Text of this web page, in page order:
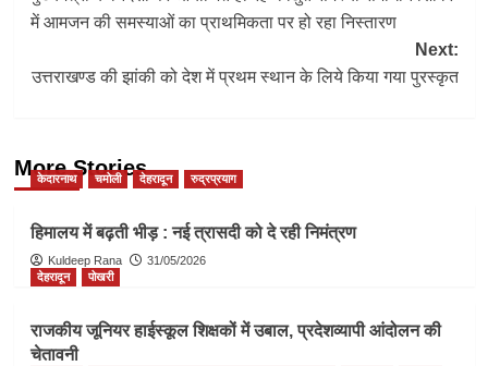
navigation
में आमजन की समस्याओं का प्राथमिकता पर हो रहा निस्तारण
Next:
उत्तराखण्ड की झांकी को देश में प्रथम स्थान के लिये किया गया पुरस्कृत
More Stories
केदारनाथ चमोली देहरादून रुद्रप्रयाग
हिमालय में बढ़ती भीड़ : नई त्रासदी को दे रही निमंत्रण
Kuldeep Rana
31/05/2026
देहरादून
पोखरी
राजकीय जूनियर हाईस्कूल शिक्षकों में उबाल, प्रदेशव्यापी आंदोलन की
चेतावनी